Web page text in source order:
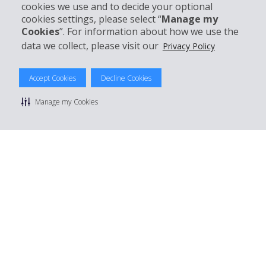
cookies we use and to decide your optional
cookies settings, please select “Manage my
Cookies”. For information about how we use the
data we collect, please visit our Privacy Policy
Accept Cookies Decline Cookies
Manage my Cookies
Customer Support
© 2026 The Hertz System, Inc.
Privacy Policy
Manage cookie preferences